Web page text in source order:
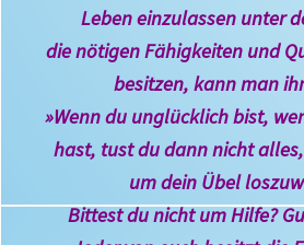
Leben einzulassen unter
die nötigen Fähigkeiten und
besitzen, kann man
»Wenn du unglücklich bist,
hast, tust du dann nicht
um dein Übel
Bittest du nicht um Hilfe?